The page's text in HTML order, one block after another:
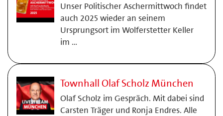
Unser Politischer Aschermittwoch findet
auch 2025 wieder an seinem
Ursprungsort im Wolferstetter Keller
im …
Townhall Olaf Scholz München
Olaf Scholz im Gespräch. Mit dabei sind
Carsten Träger und Ronja Endres. Alle